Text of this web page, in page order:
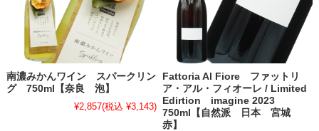
南濃みかんワイン スパークリン
グ 750ml【奈良 泡】
¥2,857(税込 ¥3,143)
Fattoria Al Fiore ファットリ
ア・アル・フィオーレ / Limited
Edirtion imagine 2023
750ml【自然派 日本 宮城
赤】